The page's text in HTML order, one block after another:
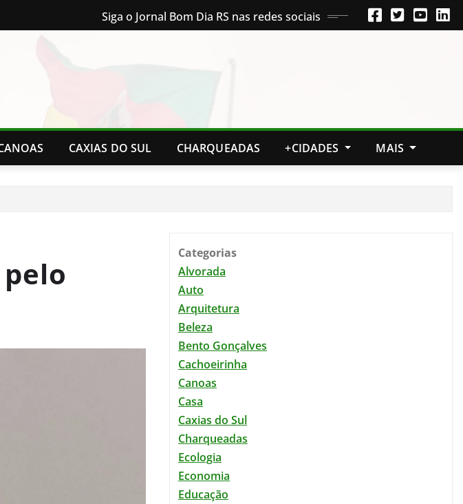
Siga o Jornal Bom Dia RS nas redes sociais
CAXIAS DO SUL CHARQUEADAS +CIDADES MAIS
Categorias
Alvorada
Auto
Arquitetura
Beleza
Bento Gonçalves
Cachoeirinha
Canoas
Casa
Caxias do Sul
Charqueadas
Ecologia
Economia
Educação